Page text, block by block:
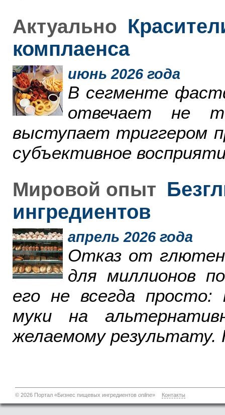
Актуально
комплаенса
июнь 2026 года
В сегменте
отвечает не
выступает триггером
субъективное
Мировой опыт
ингредиентов
апрель 2026 года
Отказ от
для миллионов
его не всегда просто:
муки на
желаемому результату.
© 2026 Портал «Бизнес пищевых ингредиентов online» Контакты